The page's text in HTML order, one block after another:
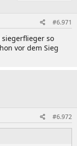
#6.971
so
vor dem Sieg
#6.972